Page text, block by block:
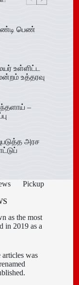
பெண்
உள்ளிட்ட
உத்தரவு
–
அரச
Pickup
as the most
in 2019 as a
was